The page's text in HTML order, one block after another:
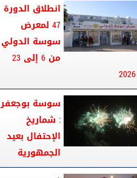
انطلاق الدورة
47 لمعرض
سوسة الدولي
من 6 إلى 23
سوسة بوجعفر
: شماريخ
الإحتفال بعيد
الجمهورية